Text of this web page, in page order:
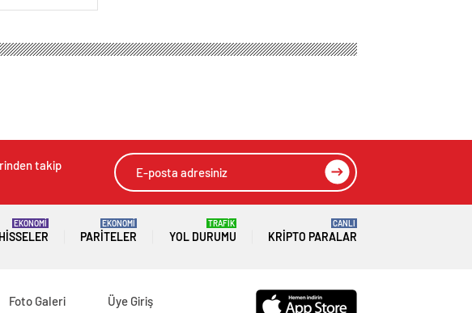
takip
HISSELER
EKONOMİ
PARITELER
EKONOMİ
YOL DURUMU
TRAFİK
KRIPTO PARALAR
CANLI
Foto Galeri
Üye Giriş